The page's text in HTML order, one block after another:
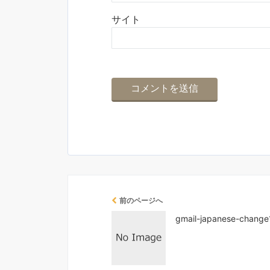
サイト
前のページへ
gmail-japanese-